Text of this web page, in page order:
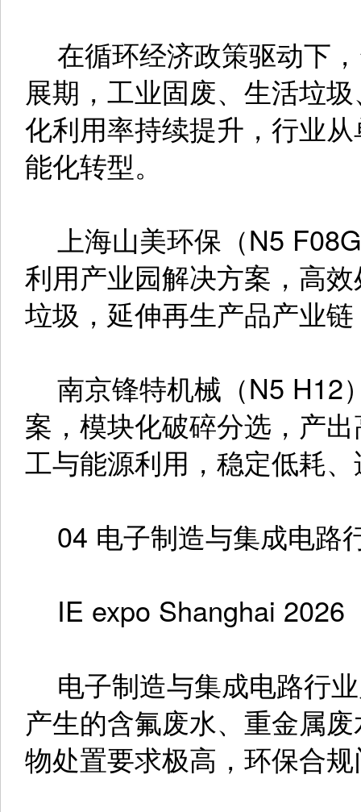
在循环经济政策驱动下
展期，工业固废、生活垃
化利用率持续提升，行业
能化转型。
上海山美环保（N5
利用产业园解决方案，高
垃圾，延伸再生产品产业
南京锋特机械（N5 H12
案，模块化破碎分选，产
工与能源利用，稳定低耗
04 电子制造与集成电路
IE expo Shanghai 2026
电子制造与集成电路行
产生的含氟废水、重金属
物处置要求极高，环保合